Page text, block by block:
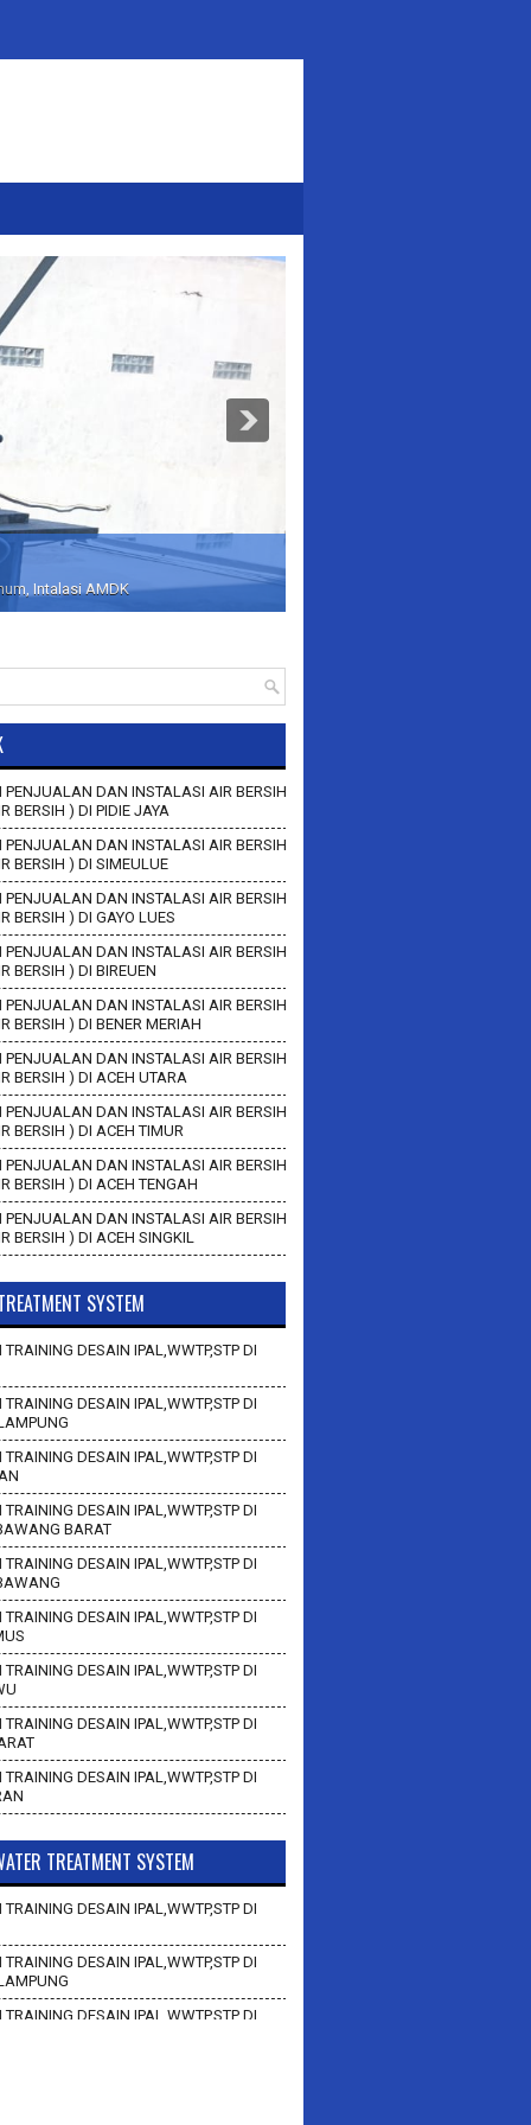
Intalasi AMDK
PENJUALAN DAN INSTALASI AIR BERSIH
BERSIH ) DI PIDIE JAYA
PENJUALAN DAN INSTALASI AIR BERSIH
BERSIH ) DI SIMEULUE
PENJUALAN DAN INSTALASI AIR BERSIH
BERSIH ) DI GAYO LUES
PENJUALAN DAN INSTALASI AIR BERSIH
BERSIH ) DI BIREUEN
PENJUALAN DAN INSTALASI AIR BERSIH
BERSIH ) DI BENER MERIAH
PENJUALAN DAN INSTALASI AIR BERSIH
BERSIH ) DI ACEH UTARA
PENJUALAN DAN INSTALASI AIR BERSIH
BERSIH ) DI ACEH TIMUR
PENJUALAN DAN INSTALASI AIR BERSIH
BERSIH ) DI ACEH TENGAH
PENJUALAN DAN INSTALASI AIR BERSIH
BERSIH ) DI ACEH SINGKIL
SYSTEM
TRAINING DESAIN IPAL,WWTP,STP DI
TRAINING DESAIN IPAL,WWTP,STP DI
TRAINING DESAIN IPAL,WWTP,STP DI
TRAINING DESAIN IPAL,WWTP,STP DI
BARAT
TRAINING DESAIN IPAL,WWTP,STP DI
TRAINING DESAIN IPAL,WWTP,STP DI
TRAINING DESAIN IPAL,WWTP,STP DI
TRAINING DESAIN IPAL,WWTP,STP DI
TRAINING DESAIN IPAL,WWTP,STP DI
TREATMENT SYSTEM
TRAINING DESAIN IPAL,WWTP,STP DI
TRAINING DESAIN IPAL,WWTP,STP DI
TRAINING DESAIN IPAL,WWTP,STP DI